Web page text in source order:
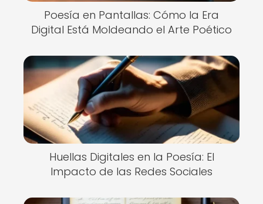
Poesía en Pantallas: Cómo la Era
Digital Está Moldeando el Arte Poético
Huellas Digitales en la Poesía: El
Impacto de las Redes Sociales